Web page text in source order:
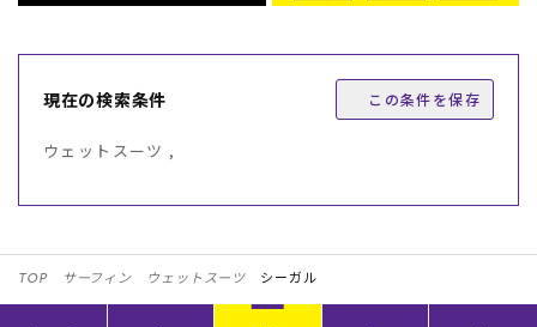
現在の検索条件 この条件を保存
ウェットスーツ ,
TOP サーフィン ウェットスーツ シーガル